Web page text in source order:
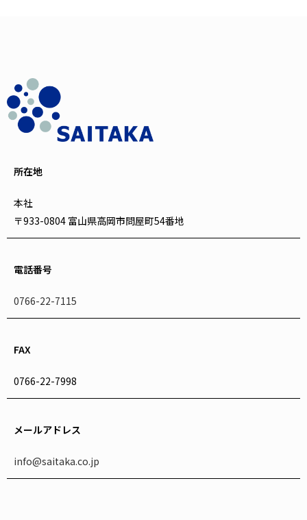
所在地
本社
〒933-0804 富山県高岡市問屋町54番地
電話番号
0766-22-7115
FAX
0766-22-7998
メールアドレス
info@saitaka.co.jp